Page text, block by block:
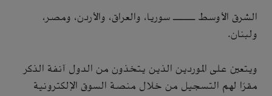
الشرق الأوسط ـــ سوريا، والعراق، والأردن، ومصر،
ولبنان.
ويتعين على الموردين الذين يتخذون من الدول آنفة الذكر
مقرًا لهم التسجيل من خلال منصة السوق الإلكترونية